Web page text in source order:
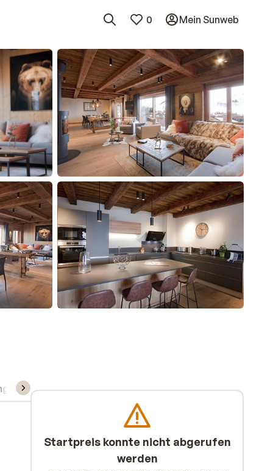
0 Mein Sunweb
Skipass/Kurse/Material
Startpreis konnte nicht abgerufen
werden